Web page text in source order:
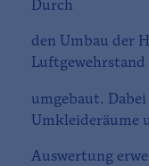
Durch
den Umbau der
Luftgewehrstand
umgebaut.
Umkleideräume
Auswertung